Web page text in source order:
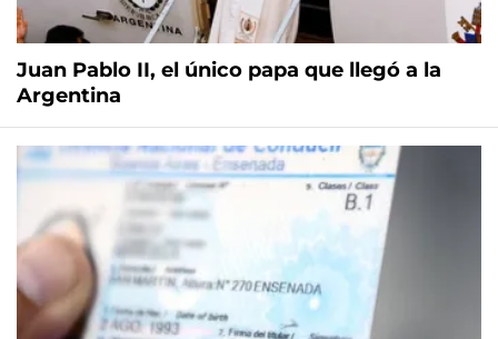
Juan Pablo II, el único papa que llegó a la
Argentina